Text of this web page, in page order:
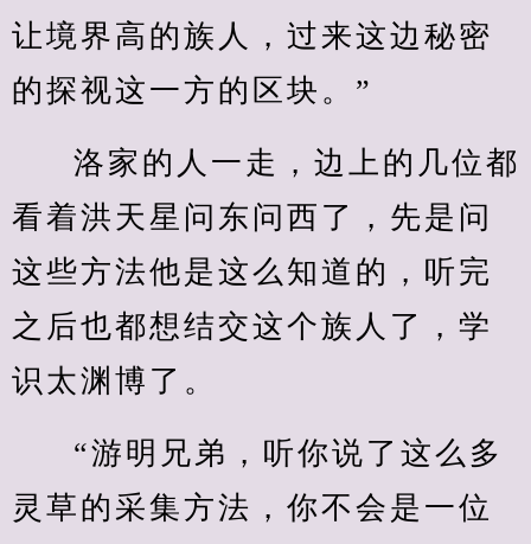
让境界高的族人，过来这边秘密
的探视这一方的区块。”
洛家的人一走，边上的几位都
看着洪天星问东问西了，先是问
这些方法他是这么知道的，听完
之后也都想结交这个族人了，学
识太渊博了。
“游明兄弟，听你说了这么多
灵草的采集方法，你不会是一位